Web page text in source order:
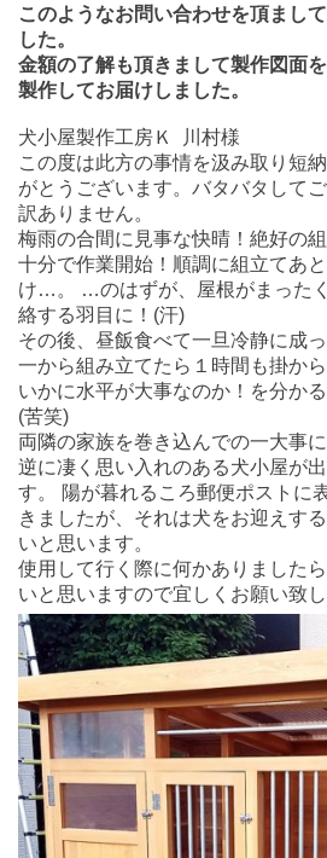
このようなお問い合わせを頂まし
した。
金額の了解も頂きまして製作図面を
製作してお届けしました。
犬小屋製作工房Ｋ 川村様
この度は此方の事情を汲み取り短
がとうございます。バタバタして
訳ありません。
梅雨の合間に見事な快晴！絶好の
十分で作業開始！順調に組立てあ
け…。 …のはずが、屋根がまった
絡する羽目に！(汗)
その後、昼飯食べて一旦冷静に成
一から組み立てたら１時間も掛か
いかに水平が大事なのか！を分か
(苦笑)
両隣の家族を巻き込んでの一大事
逆に凄く思い入れのある犬小屋が
す。 陽が暮れるころ郵便ポストに
きましたが、それは犬をお迎えす
いと思います。
使用して行く際に何かありました
いと思いますので宜しくお願い致し